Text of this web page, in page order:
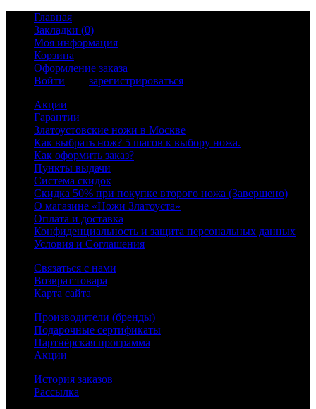
Главная
Закладки (0)
Моя информация
Корзина
Оформление заказа
Войти
зарегистрироваться
Акции
Гарантии
Златоустовские ножи в Москве
Как выбрать нож? 5 шагов к выбору ножа.
Как оформить заказ?
Пункты выдачи
Система скидок
Скидка 50% при покупке второго ножа (Завершено)
О магазине «Ножи Златоуста»
Оплата и доставка
Конфиденциальность и защита персональных данных
Условия и Соглашения
Связаться с нами
Возврат товара
Карта сайта
Производители (бренды)
Подарочные сертификаты
Партнёрская программа
Акции
История заказов
Рассылка